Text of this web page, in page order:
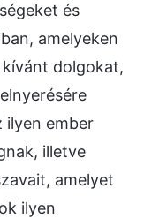
és
amelyeken
dolgokat,
ilyen ember
illetve
amelyet
ilyen